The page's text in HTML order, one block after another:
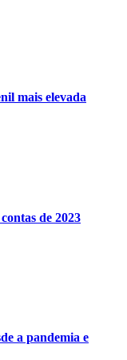
mais elevada
de 2023
a pandemia e